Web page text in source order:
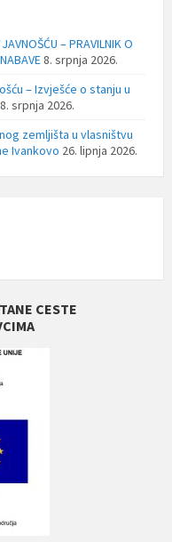
– PRAVILNIK O
8. srpnja 2026.
– Izvješće o stanju u
8. srpnja 2026.
zemljišta u vlasništvu
Ivankovo 26. lipnja 2026.
CESTE